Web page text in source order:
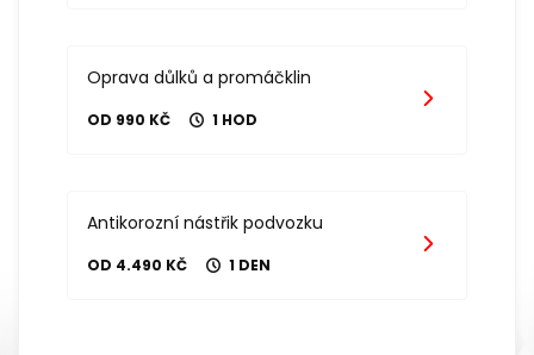
Oprava důlků a promáčklin
OD 990 KČ 1 HOD
Antikorozní nástřik podvozku
OD 4.490 KČ 1 DEN